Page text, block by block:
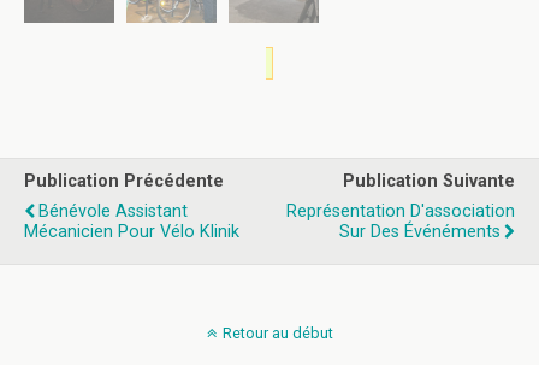
Publication Précédente
Bénévole Assistant
Mécanicien Pour Vélo Klinik
Publication Suivante
Représentation D'association
Sur Des Événéments
Retour au début